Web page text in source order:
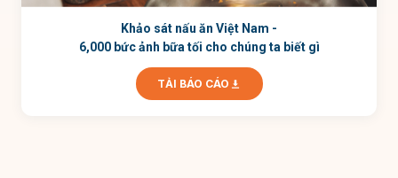
Khảo sát nấu ăn Việt Nam -
6,000 bức ảnh bữa tối cho chúng ta biết gì
TẢI BÁO CÁO